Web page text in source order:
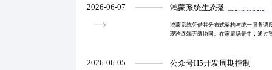
2026-06-07 鸿蒙系统生态落地解决方案
鸿蒙系统凭借其分布式架构与统一服务调
现跨终端无缝协同。在家庭场景中，通过
2026-06-05 公众号H5开发周期控制